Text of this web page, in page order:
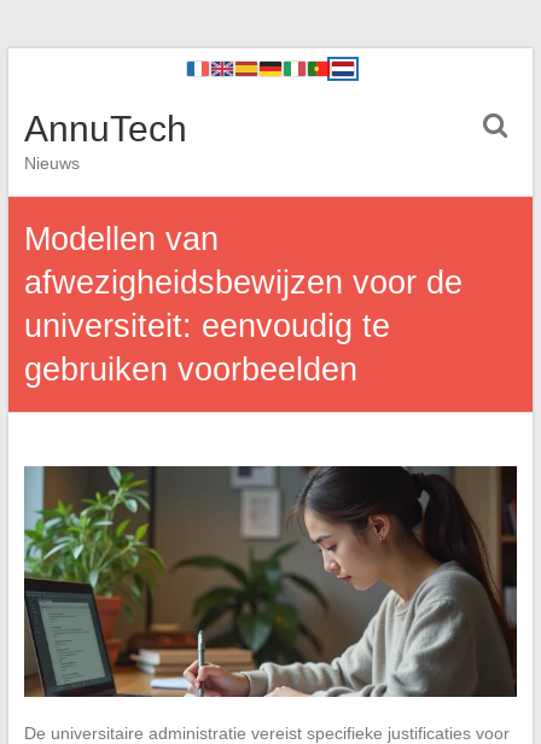
AnnuTech
Nieuws
Modellen van
afwezigheidsbewijzen voor de
universiteit: eenvoudig te
gebruiken voorbeelden
De universitaire administratie vereist specifieke justificaties voor